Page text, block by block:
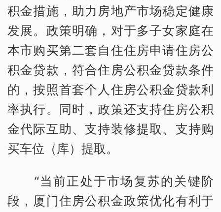
积金措施，助力房地产市场稳定健康
发展。政策明确，对于多子女家庭在
本市购买第二套自住住房申请住房公
积金贷款，符合住房公积金贷款条件
的，按照首套个人住房公积金贷款利
率执行。同时，政策还支持住房公积
金代际互助、支持装修提取、支持购
买车位（库）提取。
“当前正处于市场复苏的关键阶
段，厦门住房公积金政策优化有利于